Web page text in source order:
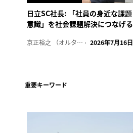
日立SC社長: 「社員の身近な課題
意識」を社会課題解決につなげる
京正裕之 （オルタナ副編集長） 2026年7月16日
重要キーワード